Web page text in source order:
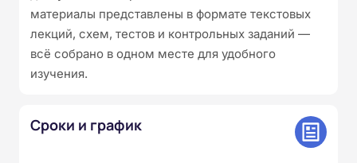
материалы представлены в формате текстовых
лекций, схем, тестов и контрольных заданий —
всё собрано в одном месте для удобного
изучения.
Сроки и график